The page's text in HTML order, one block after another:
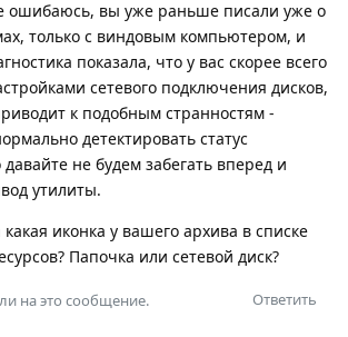
ошибаюсь, вы уже раньше писали уже о
только с виндовым компьютером, и
показала, что у вас скорее всего
сетевого подключения дисков,
к подобным странностям -
детектировать статус
не будем забегать вперед и
утилиты.
иконка у вашего архива в списке
Папочка или сетевой диск?
Ответить
на это сообщение.